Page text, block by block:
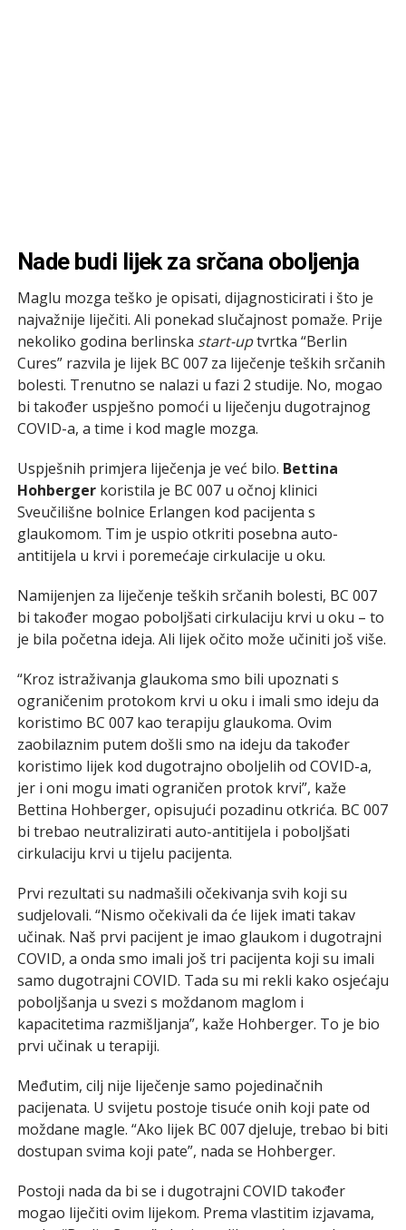
Nade budi lijek za srčana oboljenja
Maglu mozga teško je opisati, dijagnosticirati i što je
najvažnije liječiti. Ali ponekad slučajnost pomaže. Prije
nekoliko godina berlinska start-uptvrtka “Berlin
Cures” razvila je lijek BC 007 za liječenje teških srčanih
bolesti. Trenutno se nalazi u fazi 2 studije. No, mogao
bi također uspješno pomoći u liječenju dugotrajnog
COVID-a, a time i kod magle mozga.
Uspješnih primjera liječenja je već bilo. Bettina
Hohbergerkoristila je BC 007 u očnoj klinici
Sveučilišne bolnice Erlangen kod pacijenta s
glaukomom. Tim je uspio otkriti posebna auto-
antitijela u krvi i poremećaje cirkulacije u oku.
Namijenjen za liječenje teških srčanih bolesti, BC 007
bi također mogao poboljšati cirkulaciju krvi u oku – to
je bila početna ideja. Ali lijek očito može učiniti još više.
“Kroz istraživanja glaukoma smo bili upoznati s
ograničenim protokom krvi u oku i imali smo ideju da
koristimo BC 007 kao terapiju glaukoma. Ovim
zaobilaznim putem došli smo na ideju da također
koristimo lijek kod dugotrajno oboljelih od COVID-a,
jer i oni mogu imati ograničen protok krvi”, kaže
Bettina Hohberger, opisujući pozadinu otkrića. BC 007
bi trebao neutralizirati auto-antitijela i poboljšati
cirkulaciju krvi u tijelu pacijenta.
Prvi rezultati su nadmašili očekivanja svih koji su
sudjelovali. “Nismo očekivali da će lijek imati takav
učinak. Naš prvi pacijent je imao glaukom i dugotrajni
COVID, a onda smo imali još tri pacijenta koji su imali
samo dugotrajni COVID. Tada su mi rekli kako osjećaju
poboljšanja u svezi s moždanom maglom i
kapacitetima razmišljanja”, kaže Hohberger. To je bio
prvi učinak u terapiji.
Međutim, cilj nije liječenje samo pojedinačnih
pacijenata. U svijetu postoje tisuće onih koji pate od
moždane magle. “Ako lijek BC 007 djeluje, trebao bi biti
dostupan svima koji pate”, nada se Hohberger.
Postoji nada da bi se i dugotrajni COVID također
mogao liječiti ovim lijekom. Prema vlastitim izjavama,